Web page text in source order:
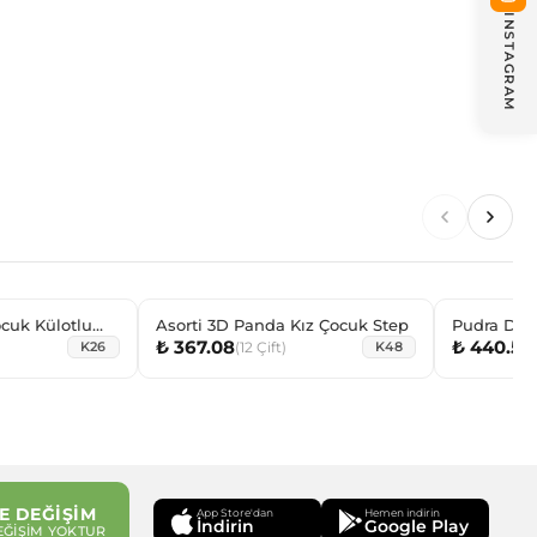
Külotlu
K26
Asorti 3D Panda Kız Çocuk Step
₺ 367.08(12 Çift) K48
Pudra
₺ 440.52
DEĞİŞİM
YOKTUR
App Store'dan
İndirin
Hemen indirin
Google Play
INSTAGRAM